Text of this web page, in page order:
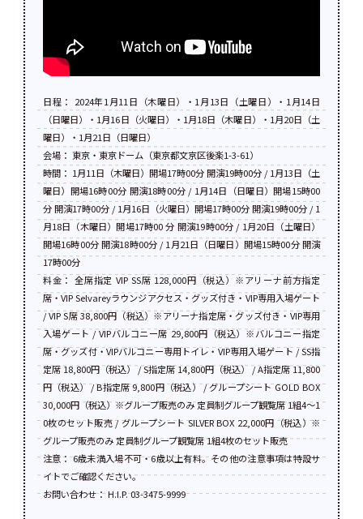
日程： 2024年1月11日（木曜日）・1月13日（土曜日）・1月14日
（日曜日）・1月16日（火曜日）・1月18日（木曜日）・1月20日（土
曜日）・1月21日（日曜日）
会場： 東京・東京ドーム（東京都文京区後楽1-3-61）
時間： 1月11日（木曜日）開場17時00分 開演19時00分 / 1月13日（土
曜日）開場16時00分 開演18時00分 / 1月14日（日曜日）開場15時00
分 開演17時00分 / 1月16日（火曜日）開場17時00分 開演19時00分 / 1
月18日（木曜日）開場17時00 分 開演19時00分 / 1月20日（土曜日）
開場16時00分 開演18時00分 / 1月21日（日曜日）開場15時00分 開演
17時00分
料金： 全席指定 VIP SS席 128,000円（税込）※アリーナ前方指定
席・VIP Selvareyラウンジアクセス・グッズ付き・VIP専用入場ゲート
/ VIP S席 38,800円（税込）※アリーナ指定席・グッズ付き・VIP専用
入場ゲート / VIPバルコニー席 29,800円（税込）※バルコニー指定
席・グッズ付・VIPバルコニー専用トイレ・VIP専用入場ゲート / SS指
定席 18,800円（税込） / S指定席 14,800円（税込） / A指定席 11,800
円（税込） / B指定席 9,800円（税込） / グループシート GOLD BOX
30,000円（税込）※グループ販売のみ 定員制グループ観覧席 1組4〜1
0枚のセット販売 / グループシート SILVER BOX 22,000円（税込）※
グループ販売のみ 定員制グループ観覧席 1組4枚のセット販売
注意： 6歳未満⼊場不可・6歳以上有料。その他の注意事項は特設サ
イトでご確認ください。
お問い合わせ： H.I.P. 03-3475-9999